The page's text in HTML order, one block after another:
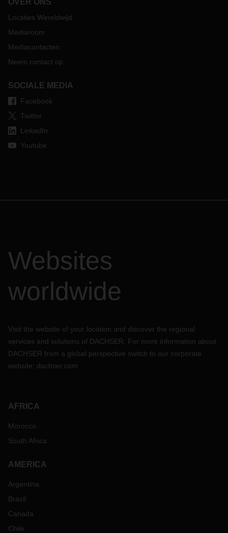
OVER ONS
Locaties Wereldwijd
Mediaroom
Mediacontacten
Neem contact op
SOCIALE MEDIA
Facebook
Twitter
LinkedIn
Youtube
Websites
worldwide
Visit the website of your location and discover the regional
services and solutions of DACHSER. For more information about
DACHSER from a global perspective switch to our corporate
website: dachser.com
AFRICA
Morocco
South Africa
AMERICA
Argentina
Brazil
Canada
Chile